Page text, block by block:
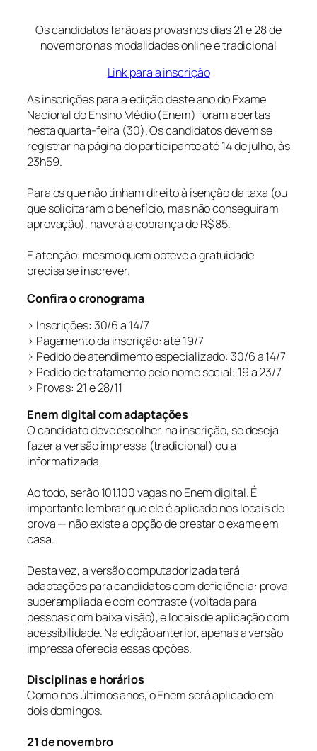
Os candidatos farão as provas nos dias 21 e 28 de
novembro nas modalidades online e tradicional
Link para a inscrição
As inscrições para a edição deste ano do Exame
Nacional do Ensino Médio (Enem) foram abertas
nesta quarta-feira (30). Os candidatos devem se
registrar na página do participante até 14 de julho, às
23h59.
Para os que não tinham direito à isenção da taxa (ou
que solicitaram o benefício, mas não conseguiram
aprovação), haverá a cobrança de R$ 85.
E atenção: mesmo quem obteve a gratuidade
precisa se inscrever.
Confira o cronograma
> Inscrições: 30/6 a 14/7
> Pagamento da inscrição: até 19/7
> Pedido de atendimento especializado: 30/6 a 14/7
> Pedido de tratamento pelo nome social: 19 a 23/7
> Provas: 21 e 28/11
Enem digital com adaptações
O candidato deve escolher, na inscrição, se deseja
fazer a versão impressa (tradicional) ou a
informatizada.
Ao todo, serão 101.100 vagas no Enem digital. É
importante lembrar que ele é aplicado nos locais de
prova — não existe a opção de prestar o exame em
casa.
Desta vez, a versão computadorizada terá
adaptações para candidatos com deficiência: prova
superampliada e com contraste (voltada para
pessoas com baixa visão), e locais de aplicação com
acessibilidade. Na edição anterior, apenas a versão
impressa oferecia essas opções.
Disciplinas e horários
Como nos últimos anos, o Enem será aplicado em
dois domingos.
21 de novembro